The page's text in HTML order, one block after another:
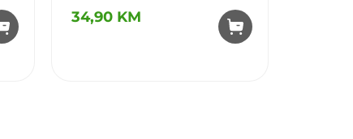
PRINC 178811
34,90 KM